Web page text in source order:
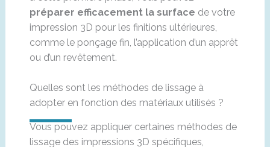
préparer efficacement la surface de votre
impression 3D pour les finitions ultérieures,
comme le ponçage fin, l’application d’un apprêt
ou d’un revêtement.
Quelles sont les méthodes de lissage à
adopter en fonction des matériaux utilisés ?
Vous pouvez appliquer certaines méthodes de
lissage des impressions 3D spécifiques,